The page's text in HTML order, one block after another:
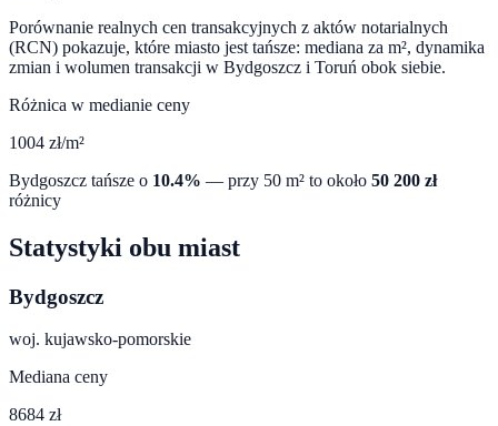
Porównanie realnych cen transakcyjnych z aktów notarialnych
(RCN) pokazuje, które miasto jest tańsze: mediana za m², dynamika
zmian i wolumen transakcji w Bydgoszcz i Toruń obok siebie.
Różnica w medianie ceny
1004 zł/m²
Bydgoszcz tańsze o 10.4% — przy 50 m² to około 50 200 zł
różnicy
Statystyki obu miast
Bydgoszcz
woj. kujawsko-pomorskie
Mediana ceny
8684 zł